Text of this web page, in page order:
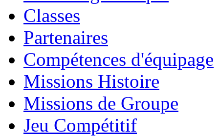
Classes
Partenaires
Compétences d'équipage
Missions Histoire
Missions de Groupe
Jeu Compétitif